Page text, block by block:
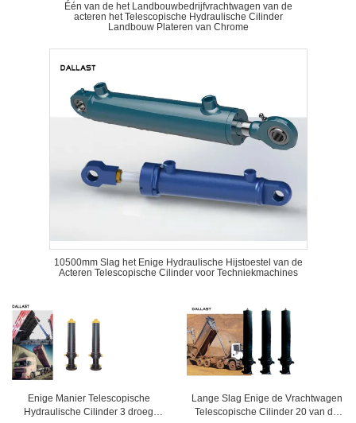
Één van de het Landbouwbedrijfvrachtwagen van de
acteren het Telescopische Hydraulische Cilinder
Landbouw Plateren van Chrome
10500mm Slag het Enige Hydraulische Hijstoestel van de
Acteren Telescopische Cilinder voor Techniekmachines
Enige Manier Telescopische
Hydraulische Cilinder 3 droeg
Lange Slag Enige de Vrachtwagen
Telescopische Cilinder 20 van de